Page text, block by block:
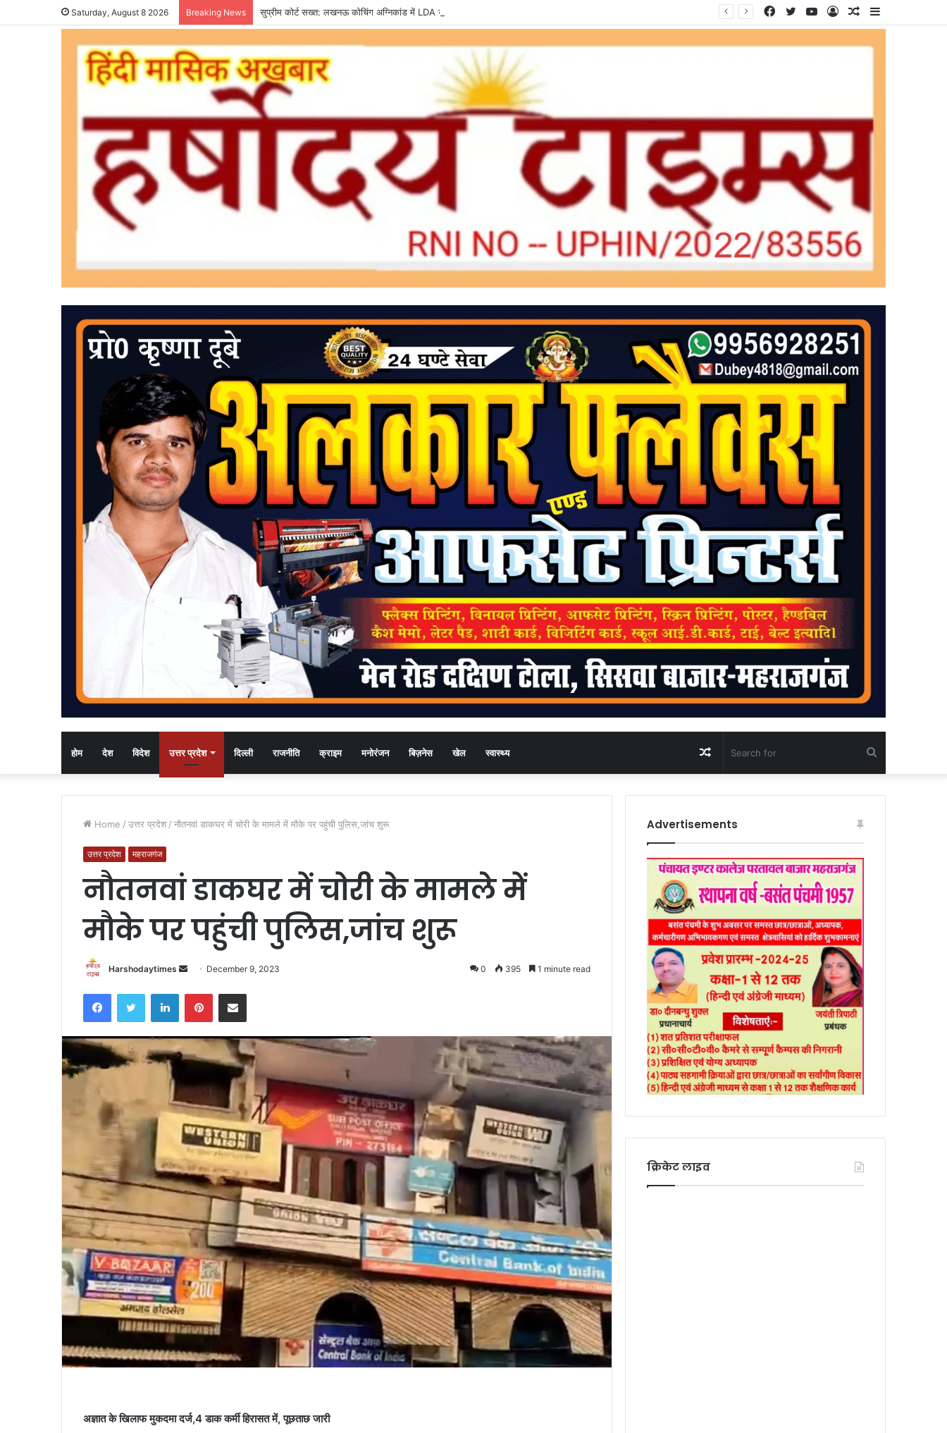
Saturday, August 8 2026 Breaking News सुप्रीम कोर्ट सख्त: लखनऊ कोचिंग अग्निकांड में LDA उपाध्यक्ष तलब, SIT से मांगी सीलबंद रिपोर्ट Sidebar
Random
Log
YouTube
Twitter
Facebook
होम देश विदेश उत्तर प्रदेश दिल्ली राजनीति क्राइम मनोरंजन बिज़नेस खेल स्वास्थ्य
for
Random
Article
Home / उत्तर प्रदेश / नौतनवां डाकघर में चोरी के मामले में मौके पर पहुंची पुलिस,जांच शुरू
उत्तर प्रदेश महराजगंज
नौतनवां डाकघर में चोरी के मामले में
मौके पर पहुंची पुलिस,जांच शुरू
Harshodaytimes
Send
email
December 9, 2023 0 395 1 minute read
FacebookTwitter LinkedInPinterestShare via Email
अज्ञात के खिलाफ मुकदमा दर्ज,4 डाक कर्मी हिरासत में, पूछताछ जारी
Advertisements
क्रिकेट लाइव